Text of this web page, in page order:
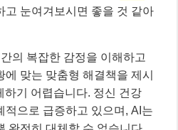
고 눈여겨보시면 좋을 것 같아
의 복잡한 감정을 이해하고
맞는 맞춤형 해결책을 제시
하기 어렵습니다. 정신 건강
적으로 급증하고 있으며, AI는